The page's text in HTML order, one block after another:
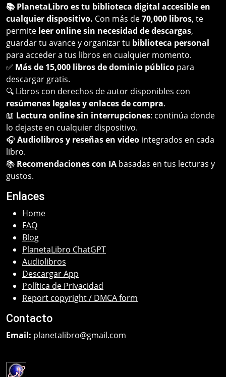
📚 PlanetaLibro es tu biblioteca digital accesible en
cualquier dispositivo. Con más de70,000 libros, te
permite leer online sin necesidad de descargas,
guardar tu avance y organizar tu biblioteca personal
para acceder a tus libros en cualquier momento.
✅ Más de 15,000 libros de dominio público para
descargar gratis.
🔍 Libros con derechos de autor disponibles con
resúmenes legales y enlaces de compra.
📖 Lectura online sin interrupciones: continúa donde
lo dejaste en cualquier dispositivo.
🎧 Audiolibros y reseñas en video integrados en cada
libro.
📚 Recomendaciones con IA basadas en tus lecturas y
gustos.
Enlaces
Home
FAQ
Blog
PlanetaLibro ChatGPT
Audiolibros
Descargar App
Política de Privacidad
Report copyright / DMCA form
Contacto
Email: planetalibro@gmail.com